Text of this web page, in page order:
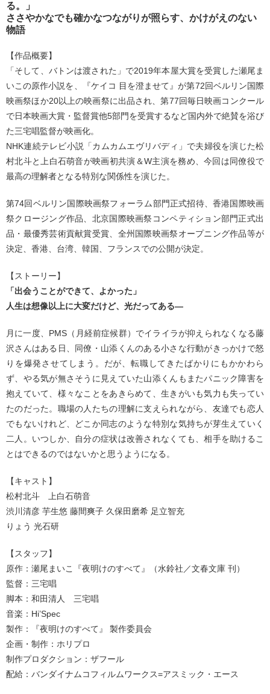
る。」
ささやかなでも確かなつながりが照らす、かけがえのない
物語
【作品概要】
「そして、バトンは渡された」で2019年本屋大賞を受賞した瀬尾ま
いこの原作小説を、『ケイコ 目を澄ませて』が第72回ベルリン国際
映画祭ほか20以上の映画祭に出品され、第77回毎日映画コンクール
で日本映画大賞・監督賞他5部門を受賞するなど国内外で絶賛を浴び
た三宅唱監督が映画化。
NHK連続テレビ小説「カムカムエヴリバディ」で夫婦役を演じた松
村北斗と上白石萌音が映画初共演＆W主演を務め、今回は同僚役で
最高の理解者となる特別な関係性を演じた。
第74回ベルリン国際映画祭フォーラム部門正式招待、香港国際映画
祭クロージング作品、北京国際映画祭コンペティション部門正式出
品・最優秀芸術貢献賞受賞、全州国際映画祭オープニング作品等が
決定、香港、台湾、韓国、フランスでの公開が決定。
【ストーリー】
「出会うことができて、よかった」
人生は想像以上に大変だけど、光だってある―
月に一度、PMS（月経前症候群）でイライラが抑えられなくなる藤
沢さんはある日、同僚・山添くんのある小さな行動がきっかけで怒
りを爆発させてしまう。だが、転職してきたばかりにもかかわら
ず、やる気が無さそうに見えていた山添くんもまたパニック障害を
抱えていて、様々なことをあきらめて、生きがいも気力も失ってい
たのだった。職場の人たちの理解に支えられながら、友達でも恋人
でもないけれど、どこか同志のような特別な気持ちが芽生えていく
二人。いつしか、自分の症状は改善されなくても、相手を助けるこ
とはできるのではないかと思うようになる。
【キャスト】
松村北斗 上白石萌音
渋川清彦 芋生悠 藤間爽子 久保田磨希 足立智充
りょう 光石研
【スタッフ】
原作：瀬尾まいこ『夜明けのすべて』（水鈴社／文春文庫 刊）
監督：三宅唱
脚本：和田清人 三宅唱
音楽：Hi’Spec
製作：『夜明けのすべて』 製作委員会
企画・制作：ホリプロ
制作プロダクション：ザフール
配給：バンダイナムコフィルムワークス=アスミック・エース